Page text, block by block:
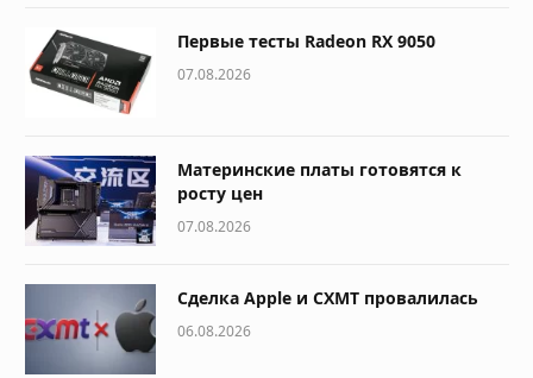
Первые тесты Radeon RX 9050
07.08.2026
Материнские платы готовятся к
росту цен
07.08.2026
Сделка Apple и CXMT провалилась
06.08.2026